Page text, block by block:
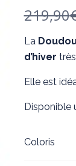
219,90
La
d’hiver très
Elle est
Disponible
Coloris